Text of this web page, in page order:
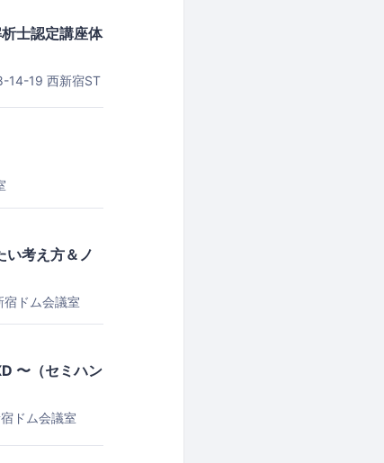
士認定講座体
14-19 西新宿ST
い考え方＆ノ
宿ドム会議室
〜（セミハン
ドム会議室